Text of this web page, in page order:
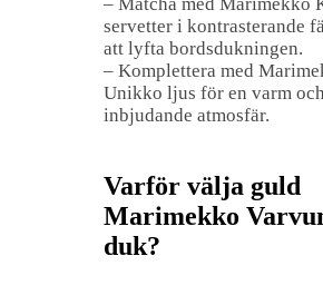
– Matcha med Marimekko
servetter i kontrasterande
att lyfta bordsdukningen.
– Komplettera med
Unikko ljus för en varm och
inbjudande atmosfär.
Varför välja guld
Marimekko
duk?